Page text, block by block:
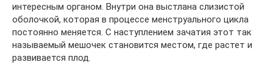
интересным органом. Внутри она выстлана слизистой
оболочкой, которая в процессе менструального цикла
постоянно меняется. С наступлением зачатия этот так
называемый мешочек становится местом, где растет и
развивается плод.